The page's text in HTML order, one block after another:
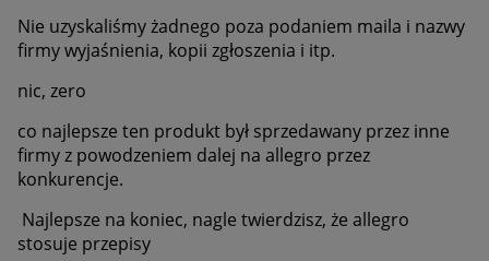
Nie uzyskaliśmy żadnego poza podaniem maila i nazwy
firmy wyjaśnienia, kopii zgłoszenia i itp.
nic, zero
co najlepsze ten produkt był sprzedawany przez inne
firmy z powodzeniem dalej na allegro przez
konkurencje.
Najlepsze na koniec, nagle twierdzisz, że allegro
stosuje przepisy